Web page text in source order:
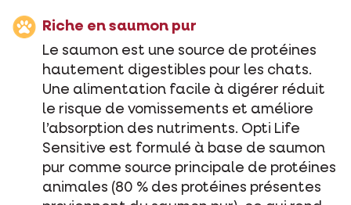
Riche en saumon pur
Le saumon est une source de protéines
hautement digestibles pour les chats.
Une alimentation facile à digérer réduit
le risque de vomissements et améliore
l’absorption des nutriments. Opti Life
Sensitive est formulé à base de saumon
pur comme source principale de protéines
animales (80 % des protéines présentes